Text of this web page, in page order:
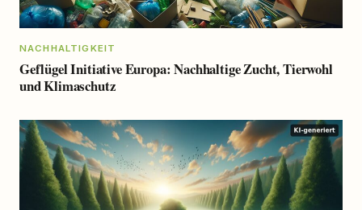
NACHHALTIGKEIT
Geflügel Initiative Europa: Nachhaltige Zucht, Tierwohl
und Klimaschutz